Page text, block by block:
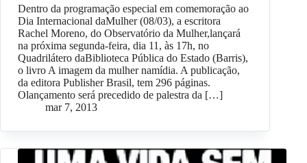
Dentro da programação especial em comemoração ao
Dia Internacional daMulher (08/03), a escritora
Rachel Moreno, do Observatório da Mulher,lançará
na próxima segunda-feira, dia 11, às 17h, no
Quadrilátero daBiblioteca Pública do Estado (Barris),
o livro A imagem da mulher namídia. A publicação,
da editora Publisher Brasil, tem 296 páginas.
Olançamento será precedido de palestra da […]
mar 7, 2013